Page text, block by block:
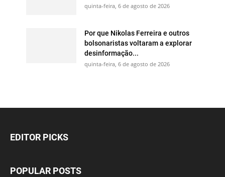
quinta-feira, 6 de agosto de 2026
Por que Nikolas Ferreira e outros
bolsonaristas voltaram a explorar
desinformação...
quinta-feira, 6 de agosto de 2026
EDITOR PICKS
POPULAR POSTS